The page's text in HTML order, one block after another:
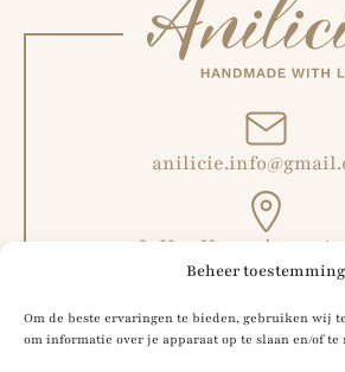
Beheer toestemming
Om de beste ervaringen te bieden, gebruiken wij
om informatie over je apparaat op te slaan en/of te
L. Van
Malderen, België